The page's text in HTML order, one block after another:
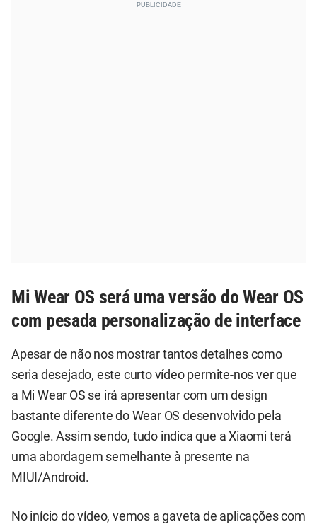
Mi Wear OS será uma versão do Wear OS
com pesada personalização de interface
Apesar de não nos mostrar tantos detalhes como
seria desejado, este curto vídeo permite-nos ver que
a Mi Wear OS se irá apresentar com um design
bastante diferente do Wear OS desenvolvido pela
Google. Assim sendo, tudo indica que a Xiaomi terá
uma abordagem semelhante à presente na
MIUI/Android.
No início do vídeo, vemos a gaveta de aplicações com